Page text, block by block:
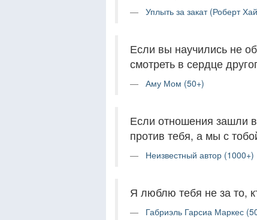
Уплыть за закат (Роберт
Если вы научились не
смотреть в сердце
Аму Мом (50+)
Если отношения зашли
против тебя, а мы с
Неизвестный автор (1000+)
Я люблю тебя не за то,
Габриэль Гарсиа Маркес